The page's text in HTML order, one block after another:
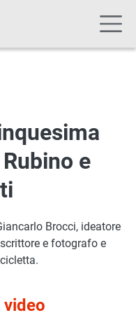
e
Brocci, ideatore
e fotografo e